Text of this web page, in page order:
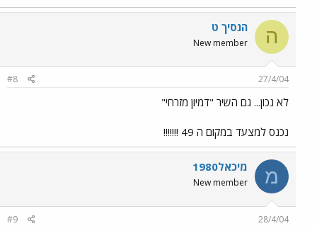
ה הנסיך ט
New member
27/4/04
#8
לא נכון... גם השיר "דמיון מזרחי"
נכנס למצעד במקום ה 49 !!!!!!!
מ מיכאל1980
New member
28/4/04
#9